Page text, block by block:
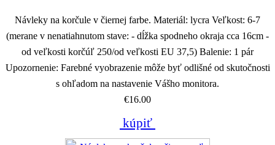
Návleky na korčule v čiernej farbe. Materiál: lycra Veľkost: 6-7
(merane v nenatiahnutom stave: - dĺžka spodneho okraja cca 16cm -
od veľkosti korčúľ 250/od veľkosti EU 37,5) Balenie: 1 pár
Upozornenie: Farebné vyobrazenie môže byť odlišné od skutočnosti
s ohľadom na nastavenie Vášho monitora.
€16.00
kúpiť